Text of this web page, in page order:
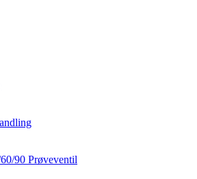
90 Prøveventil